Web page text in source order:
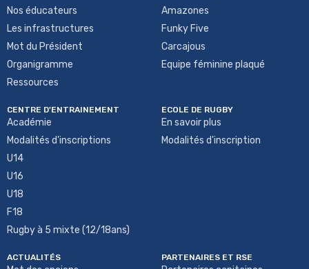
Nos éducateurs
Les infrastructures
Mot du Président
Organigramme
Ressources
Amazones
Funky Five
Carcajous
Equipe féminine plaqué
CENTRE D'ENTRAINEMENT
Académie
Modalités d'inscriptions
U14
U16
U18
F18
Rugby à 5 mixte (12/18ans)
ECOLE DE RUGBY
En savoir plus
Modalités d'inscription
ACTUALITÉS PARTENAIRES ET RSE